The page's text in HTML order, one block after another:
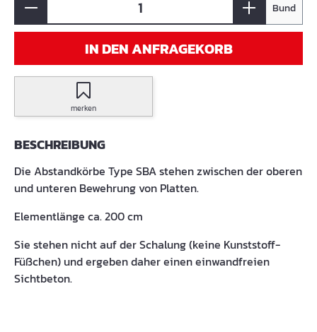
Bund
IN DEN ANFRAGEKORB
merken
BESCHREIBUNG
Die Abstandkörbe Type SBA stehen zwischen der oberen
und unteren Bewehrung von Platten.
Elementlänge ca. 200 cm
Sie stehen nicht auf der Schalung (keine Kunststoff-
Füßchen) und ergeben daher einen einwandfreien
Sichtbeton.